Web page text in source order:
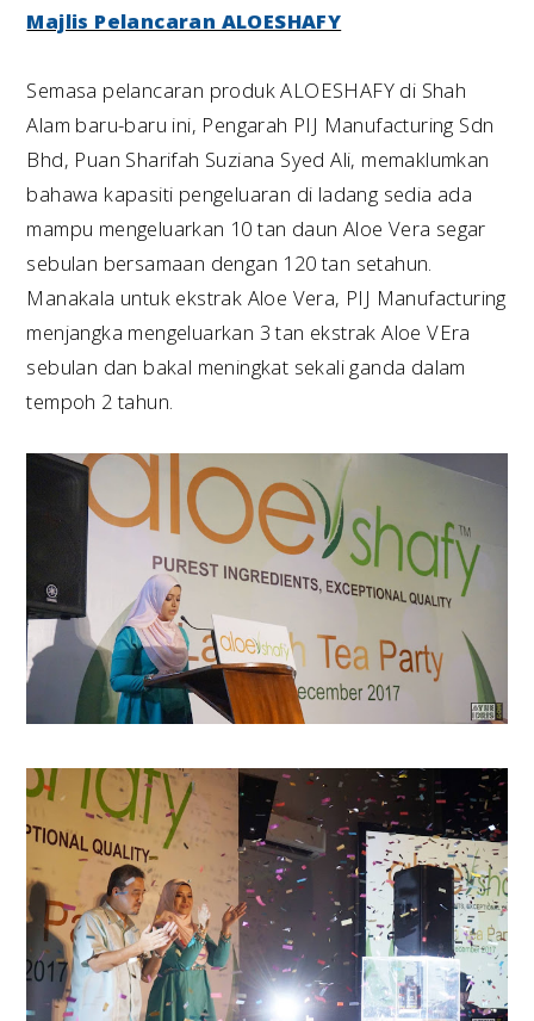
Majlis Pelancaran ALOESHAFY
Semasa pelancaran produk ALOESHAFY di Shah
Alam baru-baru ini, Pengarah PIJ Manufacturing Sdn
Bhd, Puan Sharifah Suziana Syed Ali, memaklumkan
bahawa kapasiti pengeluaran di ladang sedia ada
mampu mengeluarkan 10 tan daun Aloe Vera segar
sebulan bersamaan dengan 120 tan setahun.
Manakala untuk ekstrak Aloe Vera, PIJ Manufacturing
menjangka mengeluarkan 3 tan ekstrak Aloe VEra
sebulan dan bakal meningkat sekali ganda dalam
tempoh 2 tahun.